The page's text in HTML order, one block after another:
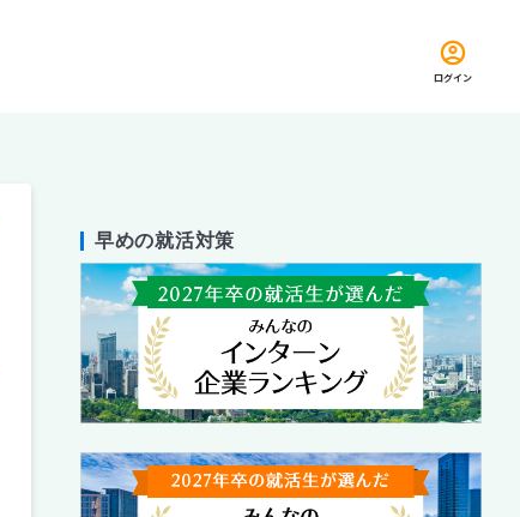
ログイン
早めの就活対策